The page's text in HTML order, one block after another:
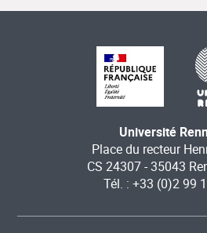
Université
Place du recteur
CS 24307 - 35043
Tél. : +33 (0)2 99